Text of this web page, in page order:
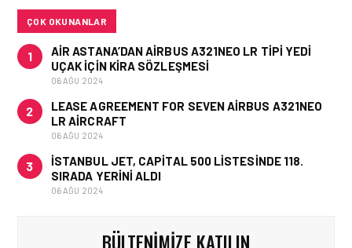
ÇOK OKUNANLAR
1
AIR ASTANA’DAN AIRBUS A321NEO LR TIPI YEDI
UÇAK IÇIN KIRA SÖZLEŞMESI
06 AĞU 2024
2
LEASE AGREEMENT FOR SEVEN AIRBUS A321NEO
LR AIRCRAFT
06 AĞU 2024
3
İSTANBUL JET, CAPITAL 500 LISTESINDE 118.
SIRADA YERINI ALDI
06 AĞU 2024
BÜLTENIMIZE KATILIN